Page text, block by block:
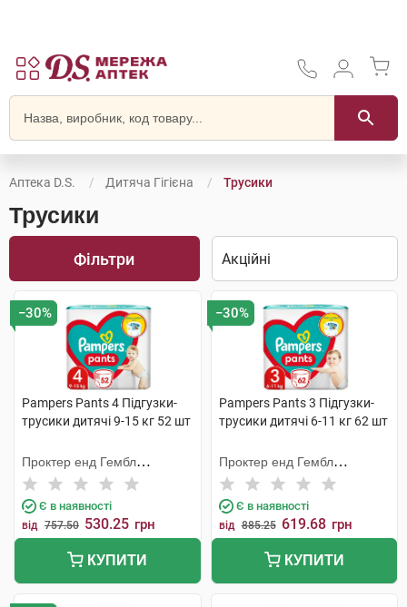
Аптека D.S. Дитяча Гігієна Трусики
Трусики
Фільтри
−30%
Pampers Pants 4 Підгузки-
трусики дитячі 9-15 кг 52 шт
Проктер енд Гембл
Мануфекчурінг
Є в наявності
від 757.50 530.25 грн
КУПИТИ
−30%
Pampers Pants 3 Підгузки-
трусики дитячі 6-11 кг 62 шт
Проктер енд Гембл
Мануфекчурінг
Є в наявності
від 885.25 619.68 грн
КУПИТИ